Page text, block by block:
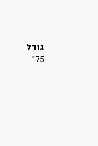
גודל
75"